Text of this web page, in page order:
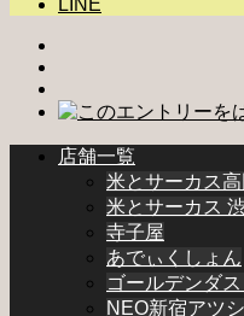
LINE
店舗一覧
米とサーカス
米とサーカス
寺子屋
あでぃくしょん
ゴールデンダス
NEO新宿アツシ